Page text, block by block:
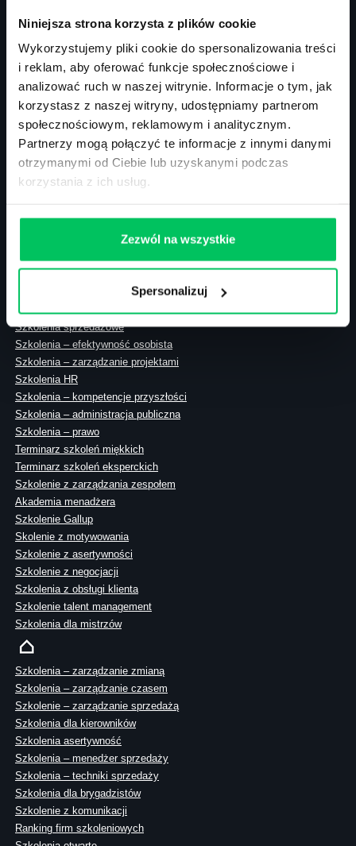
Niniejsza strona korzysta z plików cookie
Wykorzystujemy pliki cookie do spersonalizowania treści
i reklam, aby oferować funkcje społecznościowe i
analizować ruch w naszej witrynie. Informacje o tym, jak
korzystasz z naszej witryny, udostępniamy partnerom
społecznościowym, reklamowym i analitycznym.
Partnerzy mogą połączyć te informacje z innymi danymi
otrzymanymi od Ciebie lub uzyskanymi podczas
korzystania z ich usług.
Zezwól na wszystkie
Spersonalizuj
Kontakt
tel.: 505 273 550
00-394 Warszawa
Szkolenia menedżerskie
Szkolenia sprzedażowe
Szkolenia – efektywność osobista
Szkolenia – zarządzanie projektami
Szkolenia HR
Szkolenia – kompetencje przyszłości
Szkolenia – administracja publiczna
Szkolenia – prawo
Terminarz szkoleń miękkich
Terminarz szkoleń eksperckich
Szkolenie z zarządzania zespołem
Akademia menadżera
Szkolenie Gallup
Skolenie z motywowania
Szkolenie z asertywności
Szkolenie z negocjacji
Szkolenia z obsługi klienta
Szkolenie talent management
Szkolenia dla mistrzów
Szkolenia – zarządzanie zmianą
Szkolenia – zarządzanie czasem
Szkolenie – zarządzanie sprzedażą
Szkolenia dla kierowników
Szkolenia asertywność
Szkolenia – menedżer sprzedaży
Szkolenia – techniki sprzedaży
Szkolenia dla brygadzistów
Szkolenie z komunikacji
Ranking firm szkoleniowych